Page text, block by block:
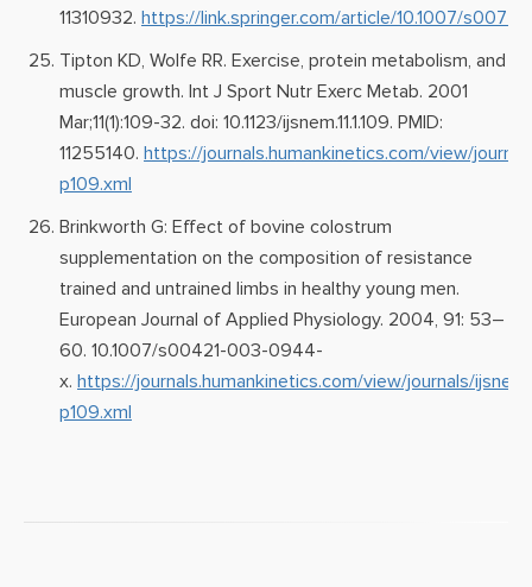
11310932. https://link.springer.com/article/10.1007/
Tipton KD, Wolfe RR. Exercise, protein metabolism, and
muscle growth. Int J Sport Nutr Exerc Metab. 2001
Mar;11(1):109-32. doi: 10.1123/ijsnem.11.1.109. PMID:
11255140. https://journals.humankinetics.com/view/
p109.xml
Brinkworth G: Effect of bovine colostrum
supplementation on the composition of resistance
trained and untrained limbs in healthy young men.
European Journal of Applied Physiology. 2004, 91: 53–
60. 10.1007/s00421-003-0944-
x. https://journals.humankinetics.com/view/journals/ijsnem/
p109.xml